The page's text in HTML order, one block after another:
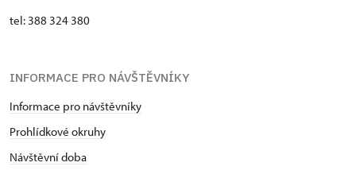
tel: 388 324 380
INFORMACE PRO NÁVŠTĚVNÍKY
Informace pro návštěvníky
Prohlídkové okruhy
Návštěvní doba